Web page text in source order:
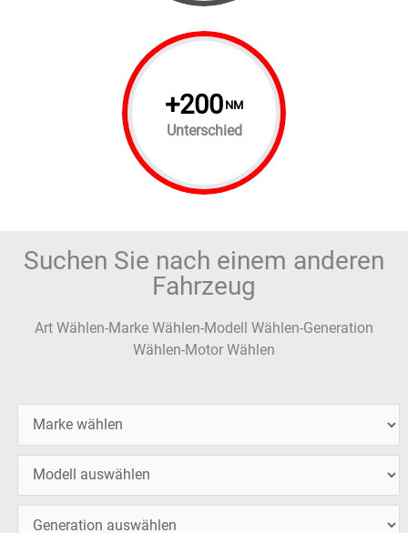
+200 NM
Unterschied
Suchen Sie nach einem anderen
Fahrzeug
Art Wählen-Marke Wählen-Modell Wählen-Generation
Wählen-Motor Wählen